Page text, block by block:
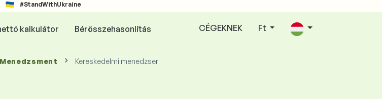
#StandWithUkraine
kalkulátor Bérösszehasonlítás CÉGEKNEK Ft
Menedzsment Kereskedelmi menedzser